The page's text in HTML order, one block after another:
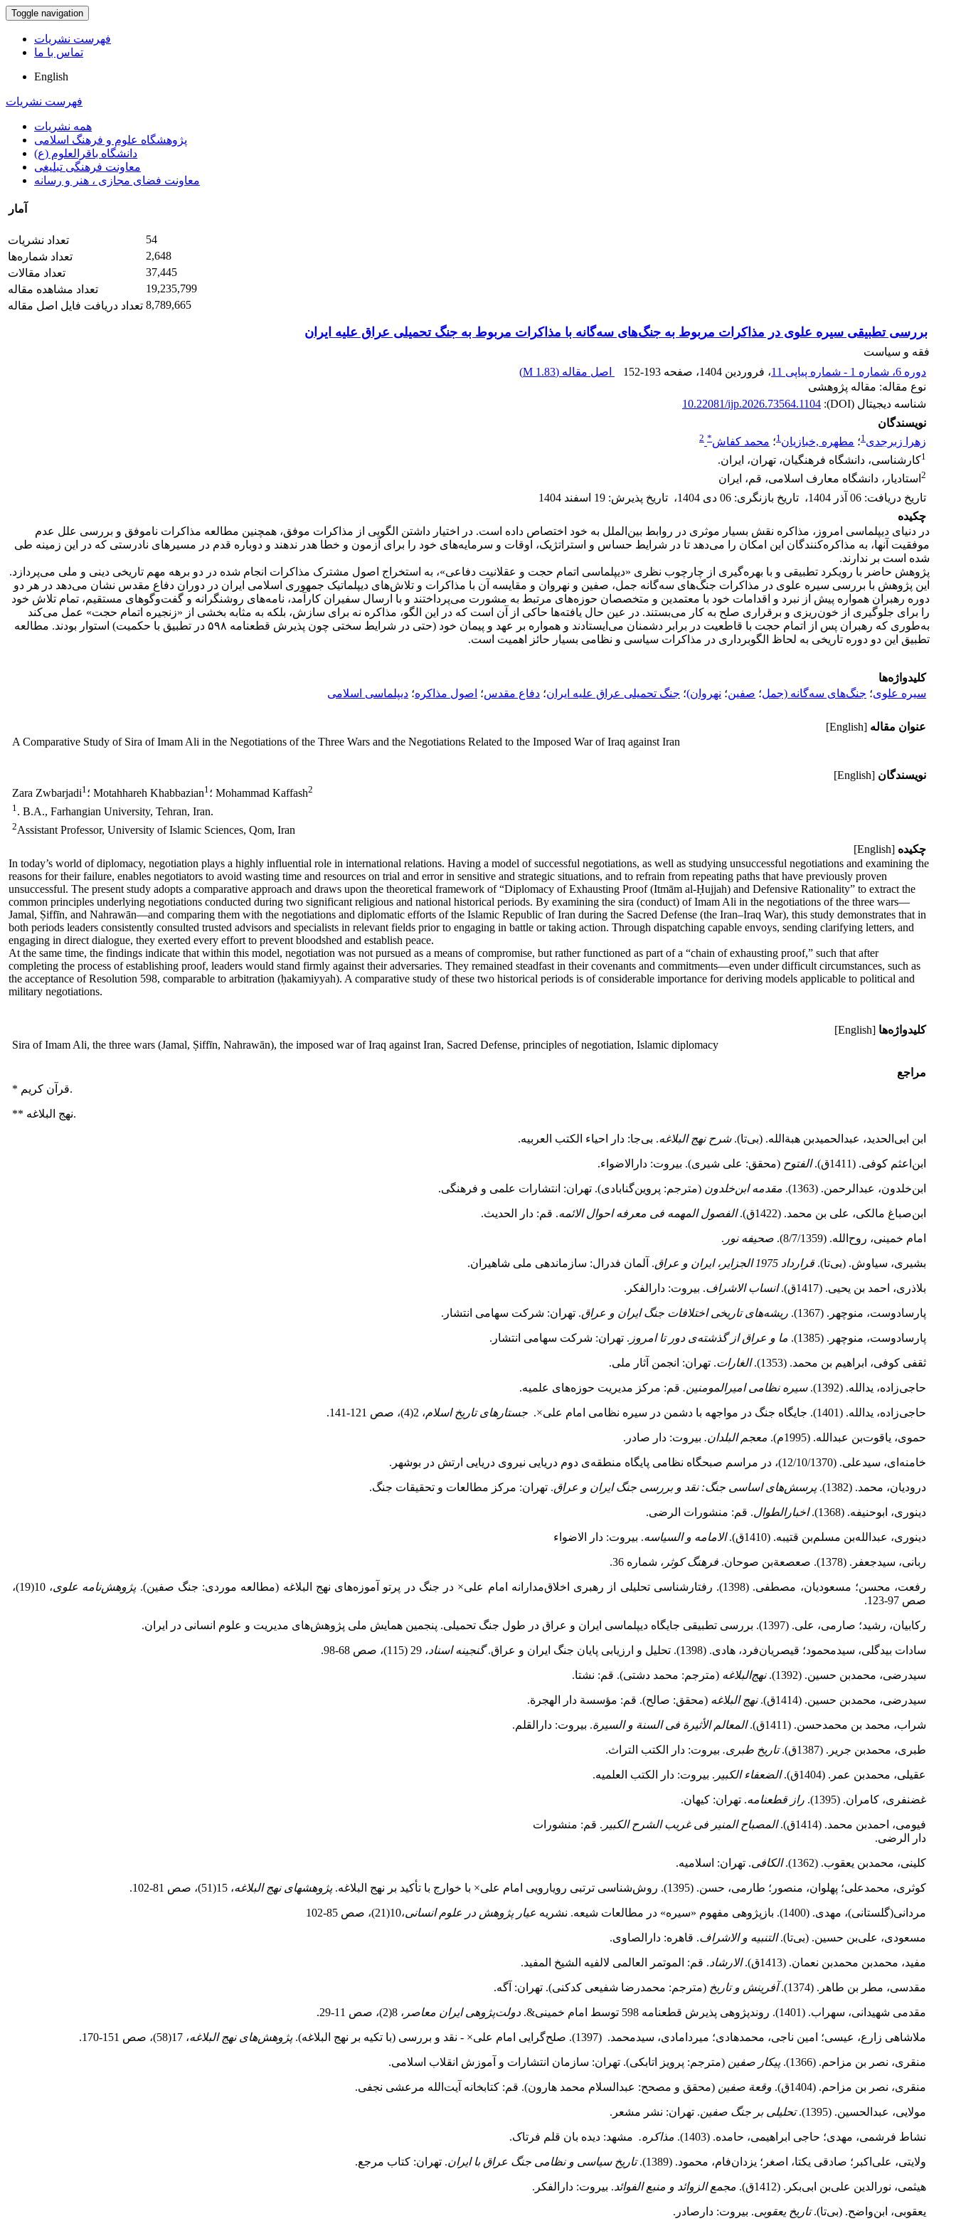
Toggle navigation
فهرست نشریات
تماس با ما
English
فهرست نشریات
همه نشریات
پژوهشگاه علوم و فرهنگ اسلامی
دانشگاه باقرالعلوم (ع)
معاونت فرهنگی تبلیغی
معاونت فضای مجازی ، هنر و رسانه
آمار
تعداد نشریات
54
تعداد شماره‌ها
2,648
تعداد مقالات
37,445
تعداد مشاهده مقاله
19,235,799
تعداد دریافت فایل اصل مقاله 8,789,665
بررسی تطبیقی سیره علوی در مذاکرات مربوط به جنگ‌های سه‌گانه با مذاکرات مربوط به جنگ تحمیلی عراق علیه ایران
فقه و سیاست
دوره 6، شماره 1 - شماره پیاپی 11
، فروردین 1404 ، صفحه 152-193 اصل مقاله (1.83 M
)
نوع مقاله: مقاله پژوهشی
شناسه دیجیتال (DOI):
10.22081/ijp.2026.73564.1104
نویسندگان
زهرا زبرجدی 1؛ مطهره ,خبازیان 1؛ محمد کفاش*
2
1کارشناسی، دانشگاه فرهنگیان، تهران، ایران.
2 استادیار، دانشگاه معارف اسلامی، قم، ایران
تاریخ دریافت: 06 آذر 1404 ، تاریخ بازنگری: 06 دی 1404 ، تاریخ پذیرش: 19 اسفند 1404
چکیده
در دنیای دیپلماسی امروز، مذاکره نقش بسیار موثری در روابط بین‌الملل به خود اختصاص داده است. در اختیار داشتن الگویی از مذاکرات موفق، همچنین مطالعه مذاکرات نا‌موفق و بررسی علل عدم
موفقیت آنها، به مذاکره‌کنندگان این امکان را می‌دهد تا در شرایط حساس و استراتژیک، اوقات و سرمایه‌های خود را برای آزمون و خطا هدر ندهند و دوباره قدم در مسیرهای نادرستی که در این زمینه طی
شده است بر ندارند.
پژوهش حاضر با رویکرد تطبیقی و با بهره‌گیری از چارچوب نظری «دیپلماسی اتمام حجت و عقلانیت دفاعی»، به استخراج اصول مشترک مذاکرات انجام شده در دو برهه مهم تاریخی دینی و ملی می‌پردازد.
این پژوهش با بررسی سیره علوی در مذاکرات جنگ‌های سه‌گانه جمل، صفین و نهروان و مقایسه آن با مذاکرات و تلاش‌های دیپلماتیک جمهوری اسلامی ایران در دوران دفاع مقدس نشان می‌دهد در هر دو
دوره رهبران همواره پیش از نبرد و اقدامات خود با معتمدین و متخصصان حوزه‌های مرتبط به مشورت می‌پرداختند و با ارسال سفیران کارآمد، نامه‌های روشنگرانه و گفت‌وگوهای مستقیم، تمام تلاش خود
را برای جلوگیری از خون‌ریزی و برقراری صلح به کار می‌بستند. در عین حال یافته‌ها حاکی از آن است که در این الگو، مذاکره نه برای سازش، بلکه به مثابه بخشی از «زنجیره اتمام حجت» عمل می‌کند
به‌طوری که رهبران پس از اتمام حجت با قاطعیت در برابر دشمنان می‌ایستادند و همواره بر عهد و پیمان خود (حتی در شرایط سختی چون پذیرش قطعنامه ۵۹۸ در تطبیق با حکمیت) استوار بودند. مطالعه
تطبیق این دو دوره تاریخی به لحاظ الگو‌برداری در مذاکرات سیاسی و نظامی بسیار حائز اهمیت است.
کلیدواژه‌ها
سیره علوی؛ جنگ‌های سه‌گانه (جمل؛ صفین؛ نهروان)؛ جنگ تحمیلی عراق علیه ایران؛ دفاع مقدس؛ اصول مذاکره؛ دیپلماسی اسلامی
عنوان مقاله [English]
A Comparative Study of Sira of Imam Ali in the Negotiations of the Three Wars and the Negotiations Related to the Imposed War of Iraq against Iran
نویسندگان [English]
Zara Zwbarjadi1 ؛ Motahhareh Khabbazian1 ؛ Mohammad Kaffash2
1 . B.A., Farhangian University, Tehran, Iran.
2Assistant Professor, University of Islamic Sciences, Qom, Iran
چکیده [English]
In today’s world of diplomacy, negotiation plays a highly influential role in international relations. Having a model of successful negotiations, as well as studying unsuccessful negotiations and examining the
reasons for their failure, enables negotiators to avoid wasting time and resources on trial and error in sensitive and strategic situations, and to refrain from repeating paths that have previously proven
unsuccessful. The present study adopts a comparative approach and draws upon the theoretical framework of “Diplomacy of Exhausting Proof (Itmām al-Ḥujjah) and Defensive Rationality” to extract the
common principles underlying negotiations conducted during two significant religious and national historical periods. By examining the sira (conduct) of Imam Ali in the negotiations of the three wars—
Jamal, Ṣiffīn, and Nahrawān—and comparing them with the negotiations and diplomatic efforts of the Islamic Republic of Iran during the Sacred Defense (the Iran–Iraq War), this study demonstrates that in
both periods leaders consistently consulted trusted advisors and specialists in relevant fields prior to engaging in battle or taking action. Through dispatching capable envoys, sending clarifying letters, and
engaging in direct dialogue, they exerted every effort to prevent bloodshed and establish peace.
At the same time, the findings indicate that within this model, negotiation was not pursued as a means of compromise, but rather functioned as part of a “chain of exhausting proof,” such that after
completing the process of establishing proof, leaders would stand firmly against their adversaries. They remained steadfast in their covenants and commitments—even under difficult circumstances, such as
the acceptance of Resolution 598, comparable to arbitration (ḥakamiyyah). A comparative study of these two historical periods is of considerable importance for deriving models applicable to political and
military negotiations.
کلیدواژه‌ها [English]
Sira of Imam Ali, the three wars (Jamal, Ṣiffīn, Nahrawān), the imposed war of Iraq against Iran, Sacred Defense, principles of negotiation, Islamic diplomacy
مراجع
* قرآن کریم.
** نهج البلاغه.
ابن ابی‌الحدید، عبدالحمیدبن هبة‌الله. (بی‌تا).شرح نهج البلاغه. بی‌جا: دار احیاء الکتب العربیه.
ابن‌اعثم کوفی. (1411ق). الفتوح (محقق: علی شیری). بیروت: دارالاضواء.
ابن‌خلدون، عبدالرحمن. (1363). مقدمه ابن‌خلدون (مترجم: پروین‌گنابادی). تهران: انتشارات علمی و فرهنگی.
ابن‌صباغ مالکی، علی بن محمد. (1422ق). الفصول المهمه فی معرفه احوال الائمه. قم: دار الحدیث.
امام خمینی، روح‌الله. (8/7/1359). صحیفه نور .
بشیری، سیاوش. (بی‌تا). قرارداد 1975 الجزایر، ایران و عراق . آلمان فدرال: سازماندهی ملی شاهیران.
بلاذری، احمد بن یحیی. (1417ق). انساب الاشراف. بیروت: دارالفکر.
پارسادوست، منوچهر. (1367). ریشه‌های تاریخی اختلافات جنگ ایران و عراق. تهران: شرکت سهامی انتشار.
پارسادوست، منوچهر. (1385). ما و عراق از گذشته‌ی دور تا امروز . تهران: شرکت سهامی انتشار.
ثقفی کوفی، ابراهیم بن محمد. (1353). الغارات. تهران: انجمن آثار ملی.
حاجی‌زاده، یدالله. (1392). سیره نظامی امیرالمومنین. قم: مرکز مدیریت حوزه‌های علمیه.
حاجی‌زاده، یدالله. (1401). جایگاه جنگ در مواجهه با دشمن در سیره نظامی امام علی×. جستارهای تاریخ اسلام، 2(4)، صص 121-141.
حموی، یاقوت‌بن عبدالله. (1995م). معجم البلدان. بیروت: دار صادر.
خامنه‌ای، سیدعلی. (12/10/1370)، در مراسم صبحگاه نظامی پایگاه منطقه‌ی دوم دریایی نیروی دریایی ارتش در بوشهر.
درودیان، محمد. (1382). پرسش‌های اساسی جنگ: نقد و بررسی جنگ ایران و عراق. تهران: مرکز مطالعات و تحقیقات جنگ.
دینوری، ابوحنیفه. (1368). اخبارالطوال. قم: منشورات الرضی.
دینوری، عبدالله‌بن مسلم‌بن قتیبه. (1410ق). الامامه و السیاسه. بیروت: دار الاضواء
ربانی، سیدجعفر. (1378). صعصعة‌بن صوحان. فرهنگ کوثر ، شماره 36.
رفعت، محسن؛ مسعودیان، مصطفی. (1398). رفتارشناسی تحلیلی از رهبری اخلاق‌مدارانه امام علی× در جنگ در پرتو آموزه‌های نهج البلاغه (مطالعه موردی: جنگ صفین). پژوهش‌نامه علوی
، 10(19)،
صص 97-123.
رکابیان، رشید؛ صارمی، علی. (1397). بررسی تطبیقی جایگاه دیپلماسی ایران و عراق در طول جنگ تحمیلی. پنجمین همایش ملی پژوهش‌های مدیریت و علوم انسانی در ایران.
سادات بیدگلی، سیدمحمود؛ قیصریان‌فرد، هادی. (1398). تحلیل و ارزیابی پایان جنگ ایران و عراق. گنجینه اسناد، 29 (115)، صص 68-98.
سیدرضی، محمدبن حسین. (1392). نهج‌البلاغه (مترجم: محمد دشتی). قم: نشتا.
سیدرضی، محمدبن حسین. (1414ق). نهج البلاغه (محقق: صالح). قم: مؤسسة دار الهجرة.
شراب، محمد بن محمدحسن. (1411ق). المعالم الأثیرة فی السنة و السیرة. بیروت: دارالقلم.
طبری، محمدبن جریر. (1387ق). تاریخ طبری. بیروت: دار الکتب التراث.
عقیلی، محمد‌بن عمر. (1404ق). الضعفاء الکبیر . بیروت: دار الکتب العلمیه.
غضنفری، کامران. (1395). راز قطعنامه. تهران: کیهان.
فیومی، احمدبن محمد. (1414ق). المصباح المنیر فی غریب الشرح الکبیر . قم: منشورات
دار الرضی.
کلینی، محمدبن یعقوب. (1362). الکافی. تهران: اسلامیه.
کوثری، محمدعلی؛ پهلوان، منصور؛ طارمی، حسن. (1395). روش‌شناسی ترتبی رویارویی امام علی× با خوارج با ‌تأکید بر نهج البلاغه. پژوهشهای نهج البلاغه، 15(51)، صص 81-102.
مردانی(گلستانی)، مهدی. (1400). بازپژوهی مفهوم «سیره» در مطالعات شیعه. نشریه عیار پژوهش در علوم انسانی،10(21)، صص 85-102
مسعودی، علی‌بن حسین. (بی‌تا).التنبیه و الاشراف. قاهره: دارالصاوی.
مفید، محمد‌بن محمدبن نعمان. (1413ق). الارشاد. قم: الموتمر العالمی لالفیه الشیخ المفید.
مقدسی، مطر بن طاهر. (1374). آفرینش و تاریخ (مترجم: محمدرضا شفیعی کدکنی). تهران: آگه.
مقدمی شهیدانی، سهراب. (1401). روندپژوهی پذیرش قطعنامه 598 توسط امام خمینی&. دولت‌پژوهی ایران معاصر ، 8(2)، صص 11-29.
ملاشاهی زارع، عیسی؛ امین ناجی، محمدهادی؛ میردامادی، سیدمحمد. (1397). صلح‌گرایی امام علی× - نقد و بررسی (با تکیه بر نهج البلاغه). پژوهش‌های نهج البلاغه، 17(58)، صص 151-170.
منقری، نصر ‌بن مزاحم. (1366). پیکار صفین (مترجم: پرویز اتابکی). تهران: سازمان انتشارات و آموزش انقلاب اسلامی.
منقری، نصر بن مزاحم. (1404ق). وقعة صفین (محقق و مصحح: عبدالسلام محمد هارون). قم: کتابخانه آیت‌الله مرعشی نجفی.
مولایی، عبدالحسین. (1395). تحلیلی بر جنگ صفین. تهران: نشر مشعر.
نشاط فرشمی، مهدی؛ حاجی ابراهیمی، حامده. (1403). مذاکره. مشهد: دیده بان قلم فرتاک.
ولایتی، علی‌اکبر؛ صادقی یکتا، اصغر؛ یزدان‌فام، محمود. (1389). تاریخ سیاسی و نظامی جنگ عراق با ایران. تهران: کتاب مرجع.
هیثمی، نورالدین علی‌بن ابی‌بکر. (1412ق). مجمع الزوائد و منبع الفوائد. بیروت: دارالفکر.
یعقوبی، ابن‌واضح. (بی‌تا).تاریخ یعقوبی. بیروت: دارصادر.